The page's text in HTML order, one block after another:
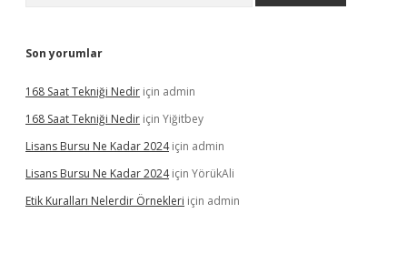
Son yorumlar
168 Saat Tekniği Nedir için admin
168 Saat Tekniği Nedir için Yiğitbey
Lisans Bursu Ne Kadar 2024için admin
Lisans Bursu Ne Kadar 2024için YörükAli
Etik Kuralları Nelerdir Örnekleri için admin